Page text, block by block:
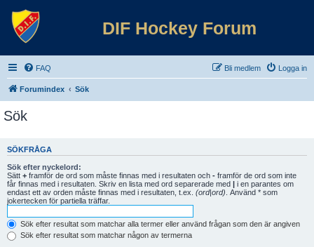
DIF Hockey Forum
FAQ Logga in
Bli medlem
Forumindex Sök
Sök
SÖKFRÅGA
Sök efter nyckelord:
Sätt + framför de ord som måste finnas med i resultaten och - framför de ord som inte
får finnas med i resultaten. Skriv en lista med ord separerade med | i en parantes om
endast ett av orden måste finnas med i resultaten, t.ex. (ord|ord) . Använd * som
jokertecken för partiella träffar.
Sök efter resultat som matchar alla termer eller använd frågan som den är angiven
Sök efter resultat som matchar någon av termerna